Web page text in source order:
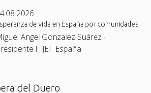
de vida en España por comunidades
Angel Gonzalez Suárez ·
FIJET España
del Duero